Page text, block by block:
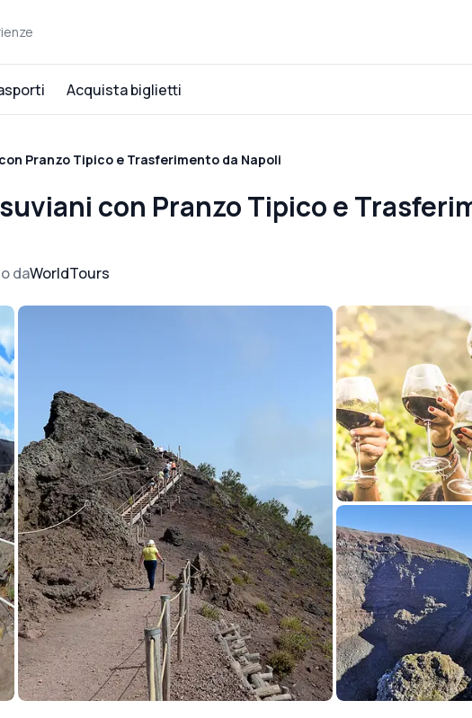
Acquista biglietti
Pranzo Tipico e Trasferimento da Napoli
con Pranzo Tipico e
daWorldTours